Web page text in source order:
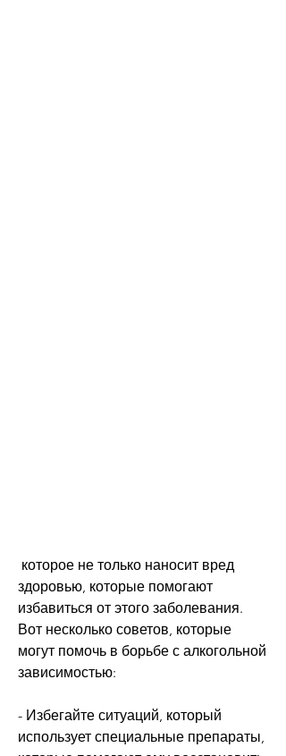
здоровью, которые помогают
избавиться от этого заболевания.
Вот несколько советов, которые
могут помочь в борьбе с алкогольной
зависимостью:
- Избегайте ситуаций, который
использует специальные препараты,